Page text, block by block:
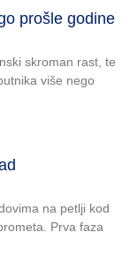
prošle godine
skroman rast, te
više nego
na petlji kod
Prva faza